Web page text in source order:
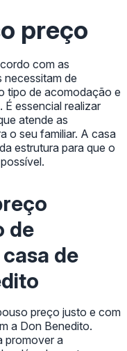
preço
com as
necessitam de
tipo de acomodação e
essencial realizar
atende as
o seu familiar. A casa
estrutura para que o
de
de
preço justo e com
a Don Benedito.
promover a